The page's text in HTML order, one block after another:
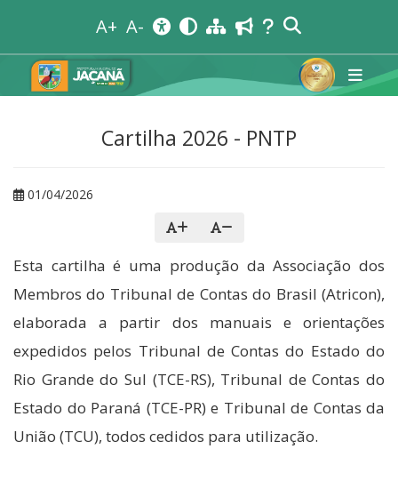
A+ A-
Cartilha 2026 - PNTP
01/04/2026
Esta cartilha é uma produção da Associação dos
Membros do Tribunal de Contas do Brasil (Atricon),
elaborada a partir dos manuais e orientações
expedidos pelos Tribunal de Contas do Estado do
Rio Grande do Sul (TCE-RS), Tribunal de Contas do
Estado do Paraná (TCE-PR) e Tribunal de Contas da
União (TCU), todos cedidos para utilização.